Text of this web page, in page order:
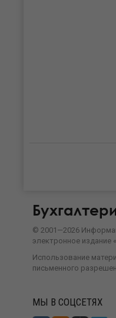
© 2001—2026
электронное издание
Использование
письменного
МЫ В СОЦСЕТЯХ